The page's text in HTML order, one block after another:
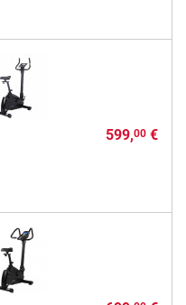
599,00€